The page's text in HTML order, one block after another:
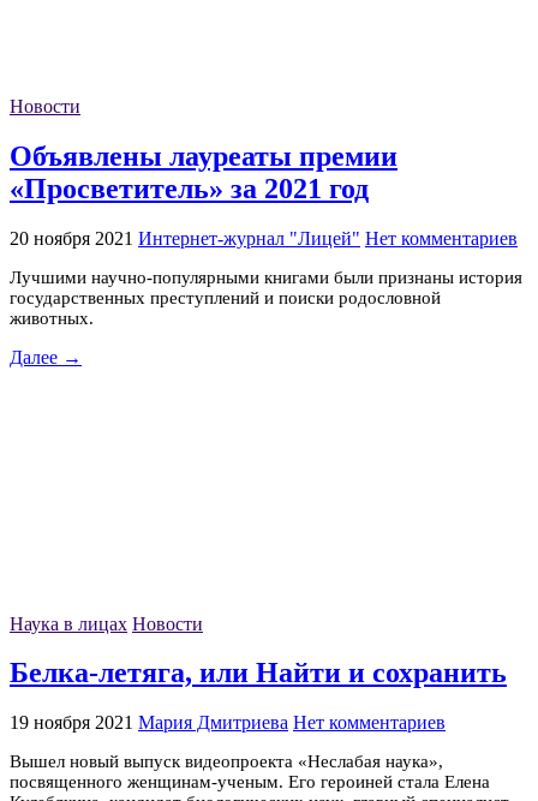
Новости
Объявлены лауреаты премии
«Просветитель» за 2021 год
20 ноября 2021 Интернет-журнал "Лицей" Нет комментариев
Лучшими научно-популярными книгами были признаны история
государственных преступлений и поиски родословной
животных.
Далее →
Наука в лицах Новости
Белка-летяга, или Найти и сохранить
19 ноября 2021 Мария Дмитриева Нет комментариев
Вышел новый выпуск видеопроекта «Неслабая наука»,
посвященного женщинам-ученым. Его героиней стала Елена